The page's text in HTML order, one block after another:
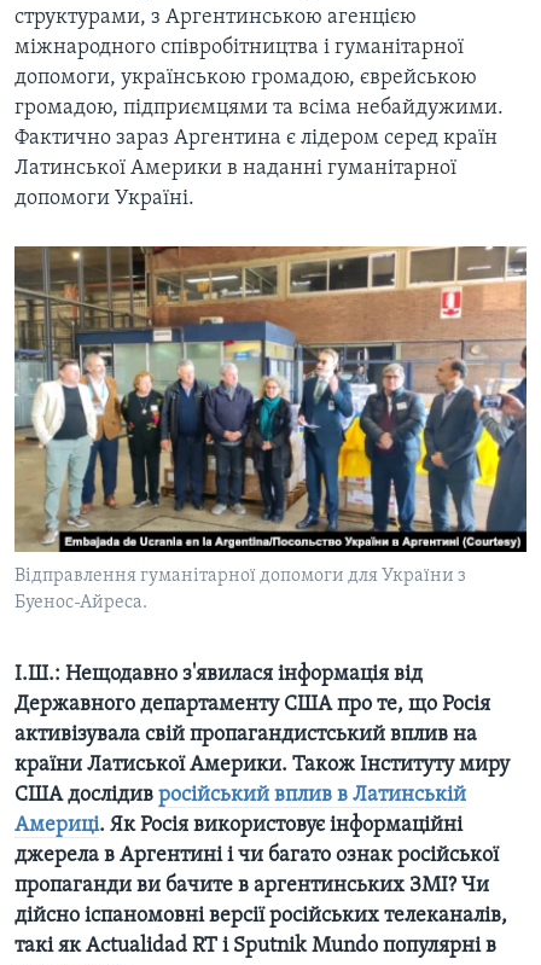
структурами, з Аргентинською агенцією
міжнародного співробітництва і гуманітарної
допомоги, українською громадою, єврейською
громадою, підприємцями та всіма небайдужими.
Фактично зараз Аргентина є лідером серед країн
Латинської Америки в наданні гуманітарної
допомоги Україні.
Відправлення гуманітарної допомоги для України з
Буенос-Айреса.
І.Ш.: Нещодавно з'явилася інформація від
Державного департаменту США про те, що Росія
активізувала свій пропагандистський вплив на
країни Латиської Америки. Також Інституту миру
США дослідив російський вплив в Латинській
Америці. Як Росія використовує інформаційні
джерела в Аргентині і чи багато ознак російської
пропаганди ви бачите в аргентинських ЗМІ? Чи
дійсно іспаномовні версії російських телеканалів,
такі як Actualidad RT і Sputnik Mundo популярні в